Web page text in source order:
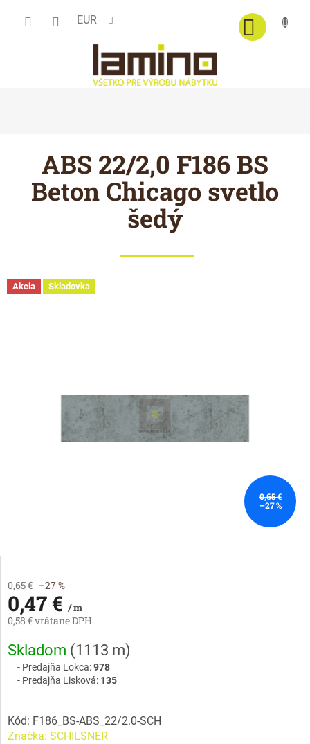
EUR
ABS 22/2,0 F186 BS
Beton Chicago svetlo
šedý
Akcia Skladovka
0,65 €
–27 %
0,65 € –27 %
0,47 € / m
0,58 € vrátane DPH
Jednotková
cena:
Skladom (1113 m)
Predajňa Lokca:978
Predajňa Lisková: 135
Kód: F186_BS-ABS_22/2.0-SCH
Značka: SCHILSNER